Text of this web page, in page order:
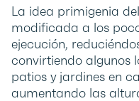
La idea primigenia
modificada a los
ejecución,
convirtiendo algunos
patios y jardines en
aumentando las